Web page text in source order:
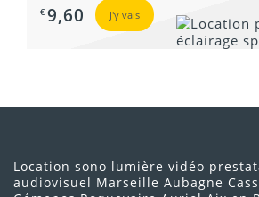
€ 9,60 J'y vais
Location sono lumière vidéo
audiovisuel Marseille Aubagne